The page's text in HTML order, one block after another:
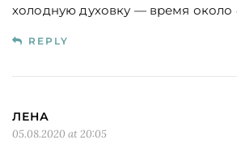
холодную духовку — время около
REPLY
ЛЕНА
05.08.2020 at 20:05